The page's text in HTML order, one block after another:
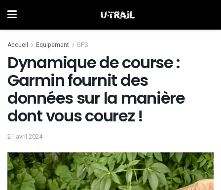
Accueil Equipement GPS
Dynamique de course :
Garmin fournit des
données sur la manière
dont vous courez !
21 avril 2024